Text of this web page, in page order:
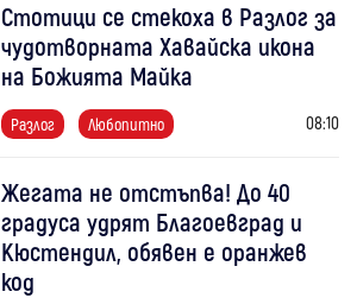
Стотици се стекоха в Разлог за
чудотворната Хавайска икона
на Божията Майка
Разлог Любопитно 08:10
Жегата не отстъпва! До 40
градуса удрят Благоевград и
Кюстендил, обявен е оранжев
код